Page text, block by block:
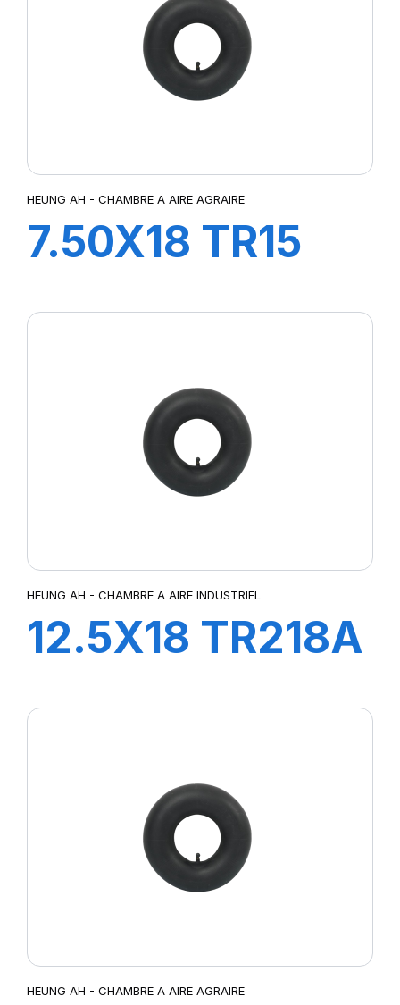
HEUNG AH - CHAMBRE A AIRE AGRAIRE
7.50X18 TR15
HEUNG AH - CHAMBRE A AIRE INDUSTRIEL
12.5X18 TR218A
HEUNG AH - CHAMBRE A AIRE AGRAIRE